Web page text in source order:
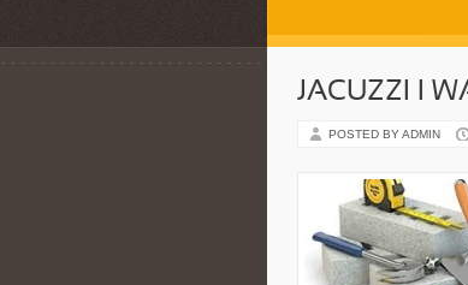
JACUZZI I
POSTED BY ADMIN